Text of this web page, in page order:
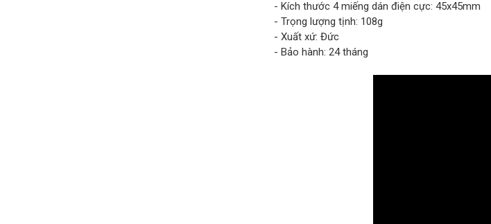
- Kích thước 4 miếng dán điện cực: 45x45mm
- Trọng lượng tịnh: 108g
- Xuất xứ: Đức
- Bảo hành: 24 tháng